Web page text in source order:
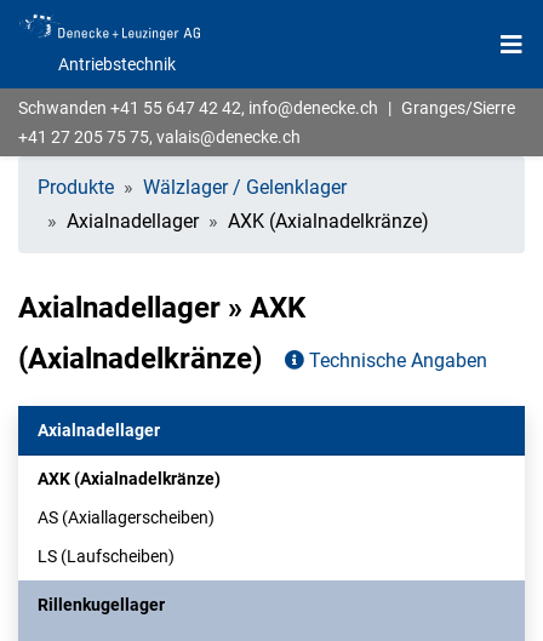
Antriebstechnik
Schwanden +41 55 647 42 42, info@denecke.ch | Granges/Sierre
+41 27 205 75 75, valais@denecke.ch
Produkte
Wälzlager / Gelenklager
Axialnadellager
AXK (Axialnadelkränze)
Axialnadellager » AXK
(Axialnadelkränze)
Technische Angaben
Axialnadellager
AXK (Axialnadelkränze)
AS (Axiallagerscheiben)
LS (Laufscheiben)
Rillenkugellager